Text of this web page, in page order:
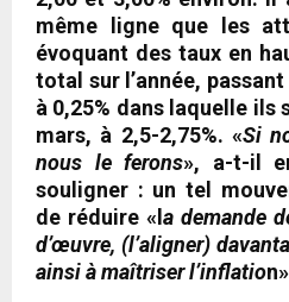
même ligne que les
évoquant des taux en
total sur l’année,
à 0,25% dans laquelle ils
mars, à 2,5-2,75%. «Si
nous le ferons», a-t-il
souligner : un tel
de réduire «l a demande
d’œuvre, (l’aligner)
ainsi à maîtriser l’inflatio